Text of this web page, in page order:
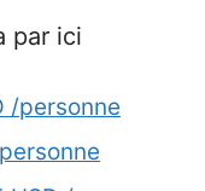
par ici
/personne